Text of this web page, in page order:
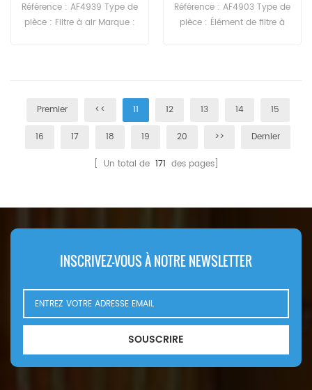
Référence : AF4939 Type de
pièce : Filtre à air Marque :
Référence croisée 200045A1
Utilisation pour Case
50MAXI CK28 CK32 CX50.
KL
Référence : AF4903 Type de
pièce : Élément de filtre à
16546-96071 Utilisation
pour Nissan CG53-KL.
Premier << 11 12 13 14 15
16 17 18 19 20 >> Dernier
[ Un total de 171 des pages]
INSCRIVEZ-VOUS À NOTRE NEWSLETTER
SOUSCRIRE